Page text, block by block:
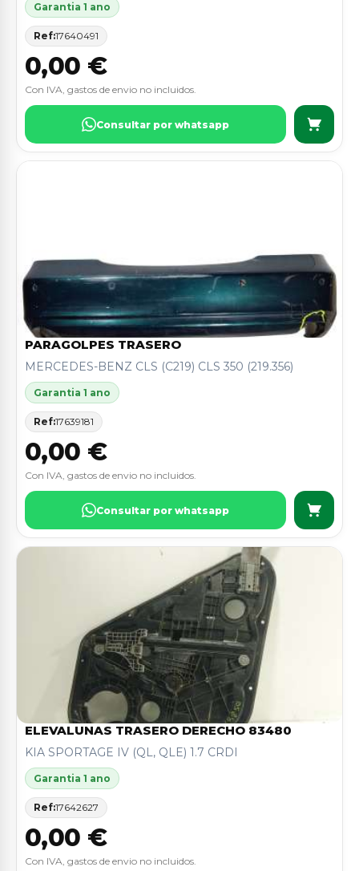
Garantia 1 ano
Ref:17640491
0,00 €
Con IVA, gastos de envio no incluidos.
Consultar por whatsapp
PARAGOLPES TRASERO
MERCEDES-BENZ CLS (C219) CLS 350 (219.356)
Garantia 1 ano
Ref:17639181
0,00 €
Con IVA, gastos de envio no incluidos.
Consultar por whatsapp
ELEVALUNAS TRASERO DERECHO 83480
KIA SPORTAGE IV (QL, QLE) 1.7 CRDI
Garantia 1 ano
Ref:17642627
0,00 €
Con IVA, gastos de envio no incluidos.